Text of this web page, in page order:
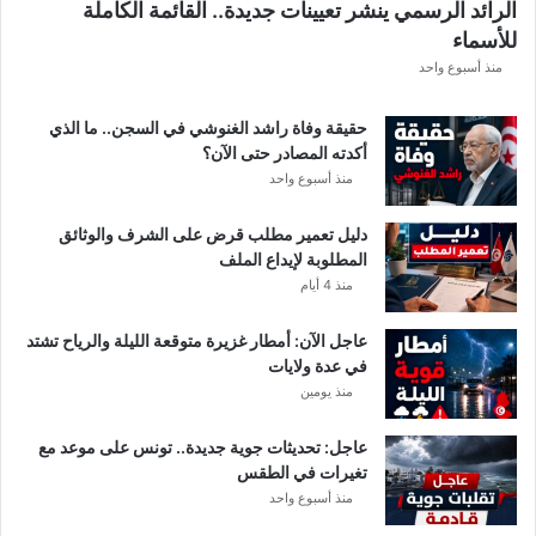
الرائد الرسمي ينشر تعيينات جديدة.. القائمة الكاملة
للأسماء
منذ أسبوع واحد
حقيقة وفاة راشد الغنوشي في السجن.. ما الذي
أكدته المصادر حتى الآن؟
منذ أسبوع واحد
دليل تعمير مطلب قرض على الشرف والوثائق
المطلوبة لإيداع الملف
منذ 4 أيام
عاجل الآن: أمطار غزيرة متوقعة الليلة والرياح تشتد
في عدة ولايات
منذ يومين
عاجل: تحديثات جوية جديدة.. تونس على موعد مع
تغيرات في الطقس
منذ أسبوع واحد